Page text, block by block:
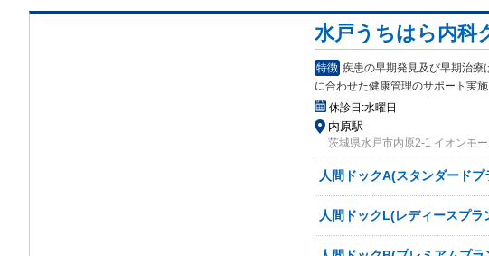
水戸うちはら内科
特徴 疾患の早期発見及び早期治療
に合わせた健康管理のサポート実施
休診日:水曜日
内原駅
茨城県水戸市内原2-1 イオンモ
人間ドックA(スタンダード
人間ドックL(レディースプ